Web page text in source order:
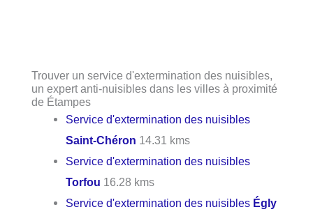
Trouver un service d'extermination des nuisibles,
un expert anti-nuisibles dans les villes à proximité
de Étampes
Service d'extermination des nuisibles
Saint-Chéron 14.31 kms
Service d'extermination des nuisibles
Torfou 16.28 kms
Service d'extermination des nuisibles Égly